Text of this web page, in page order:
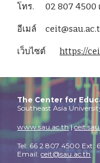
โทร. 02 807 4500
อีเมล์
เว็บไซต์ https://
The Center for
Southeast Asia
www.sau.ac.th|
Tel: 66 2 807 4500 Ext:
Email:ceit@sau.ac.th